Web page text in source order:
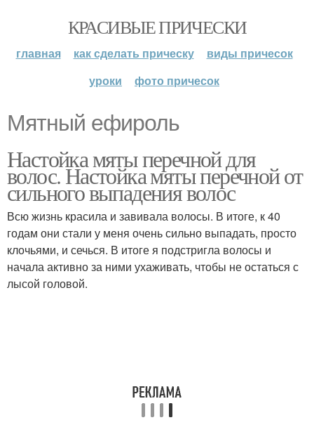
КРАСИВЫЕ ПРИЧЕСКИ
главная как сделать прическу
виды причесок
уроки
фото причесок
Мятный ефироль
Настойка мяты перечной для
волос. Настойка мяты перечной от
сильного выпадения волос
Всю жизнь красила и завивала волосы. В итоге, к 40
годам они стали у меня очень сильно выпадать, просто
клочьями, и сечься. В итоге я подстригла волосы и
начала активно за ними ухаживать, чтобы не остаться с
лысой головой.